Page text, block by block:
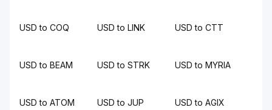
USD to COQ USD to LINK USD to CTT
USD to BEAM USD to STRK USD to MYRIA
USD to ATOM USD to JUP USD to AGIX